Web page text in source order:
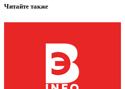
Читайте также